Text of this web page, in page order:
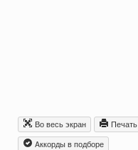
Во весь экран Печать
Aккорды в подборе